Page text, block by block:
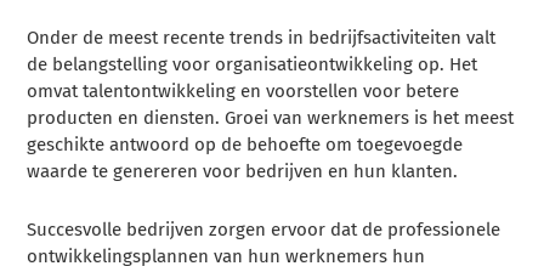
Onder de meest recente trends in bedrijfsactiviteiten valt
de belangstelling voor organisatieontwikkeling op. Het
omvat talentontwikkeling en voorstellen voor betere
producten en diensten. Groei van werknemers is het meest
geschikte antwoord op de behoefte om toegevoegde
waarde te genereren voor bedrijven en hun klanten.
Succesvolle bedrijven zorgen ervoor dat de professionele
ontwikkelingsplannen van hun werknemers hun